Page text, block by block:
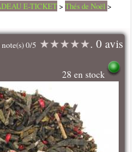
E-TICKET>Thés de Noël>
note(s) 0/5 ★★★★★. 0 avis
28 en stock